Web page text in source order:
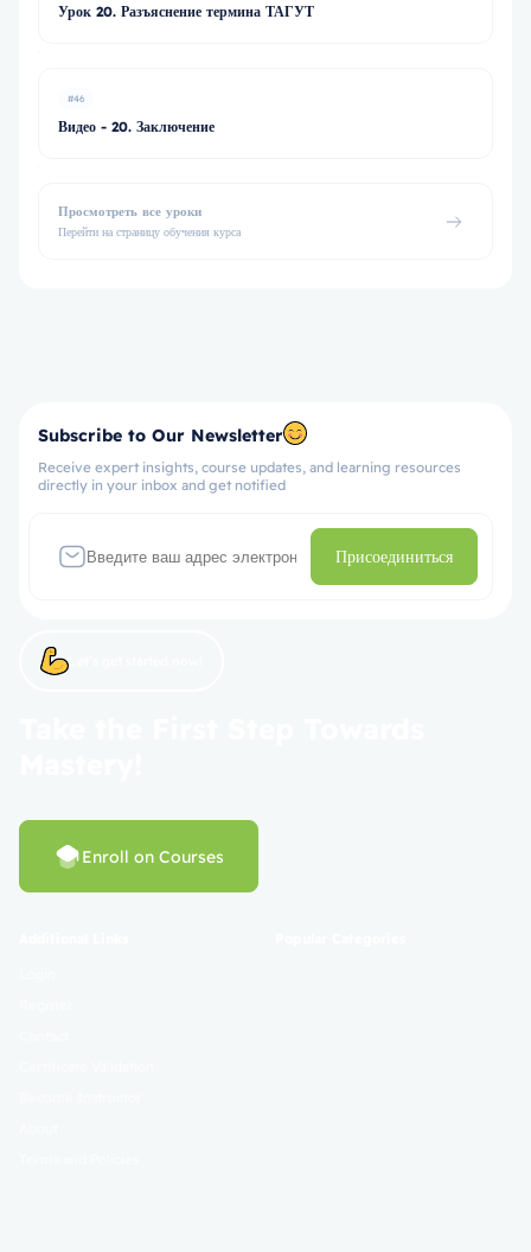
Урок 20. Разъяснение термина ТАГУТ
#46
Видео - 20. Заключение
Просмотреть все уроки
Перейти на страницу обучения курса
Subscribe to Our Newsletter
Receive expert insights, course updates, and learning resources
directly in your inbox and get notified
Присоединиться
Enroll on Courses